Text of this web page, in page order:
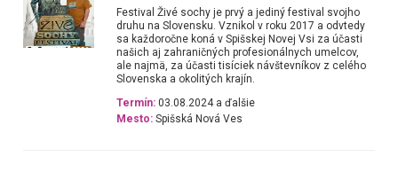
Festival Živé sochy je prvý a jediný festival svojho
druhu na Slovensku. Vznikol v roku 2017 a odvtedy
sa každoročne koná v Spišskej Novej Vsi za účasti
našich aj zahraničných profesionálnych umelcov,
ale najmä, za účasti tisíciek návštevníkov z celého
Slovenska a okolitých krajín.
Termín: 03.08.2024 a ďalšie
Mesto: Spišská Nová Ves